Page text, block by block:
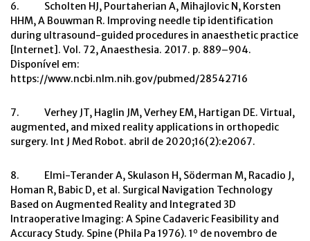
6. Scholten HJ, Pourtaherian A, Mihajlovic N, Korsten
HHM, A Bouwman R. Improving needle tip identification
during ultrasound-guided procedures in anaesthetic practice
[Internet]. Vol. 72, Anaesthesia. 2017. p. 889–904.
Disponível em:
https://www.ncbi.nlm.nih.gov/pubmed/28542716
7. Verhey JT, Haglin JM, Verhey EM, Hartigan DE. Virtual,
augmented, and mixed reality applications in orthopedic
surgery. Int J Med Robot. abril de 2020;16(2):e2067.
8. Elmi-Terander A, Skulason H, Söderman M, Racadio J,
Homan R, Babic D, et al. Surgical Navigation Technology
Based on Augmented Reality and Integrated 3D
Intraoperative Imaging: A Spine Cadaveric Feasibility and
Accuracy Study. Spine (Phila Pa 1976). 1o de novembro de